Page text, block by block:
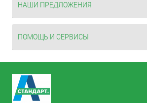
НАШИ ПРЕДЛОЖЕНИЯ
ПОМОЩЬ И СЕРВИСЫ